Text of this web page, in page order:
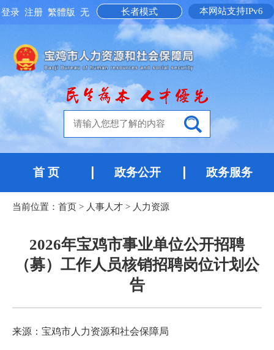
本网站支持IPv6
长者模式
登录 注册 繁體版 无
首 页 政务公开 政务服务
当前位置： 首页 > 人事人才 > 人力资源
2026年宝鸡市事业单位公开招聘
（募）工作人员核销招聘岗位计划公
告
来源：宝鸡市人力资源和社会保障局